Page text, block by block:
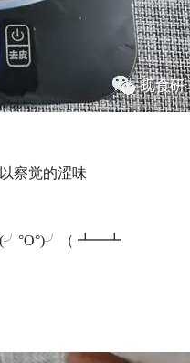
察觉的涩味
(╯°O°)╯（ ┻━┻